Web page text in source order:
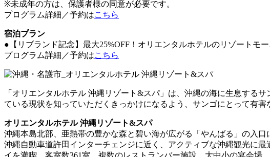
※未成年の方は、保護者様の同意が必要です。
プログラム詳細／予約はこちら
宿泊プラン
●【リブランド記念】最大25%OFF！オリエンタルホテルのリゾートモー
プログラム詳細／予約はこちら
「オリエンタルホテル 沖縄リゾート&スパ」は、沖縄の海に生息する
ている現状を知っていただくきっかけになるよう、サンゴにとって有
オリエンタルホテル 沖縄リゾート&スパ
沖縄本島北部、亜熱帯の豊かな森と碧い海が広がる「やんばる」の入
沖縄自動車道許田インターチェンジに近く、アクティブな沖縄観光に
イを満喫。客室数361室、複数のレストランバー施設、大中小の宴会場